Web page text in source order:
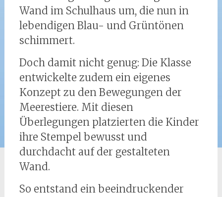
Wand im Schulhaus um, die nun in
lebendigen Blau- und Grüntönen
schimmert.
Doch damit nicht genug: Die Klasse
entwickelte zudem ein eigenes
Konzept zu den Bewegungen der
Meerestiere. Mit diesen
Überlegungen platzierten die Kinder
ihre Stempel bewusst und
durchdacht auf der gestalteten
Wand.
So entstand ein beeindruckender